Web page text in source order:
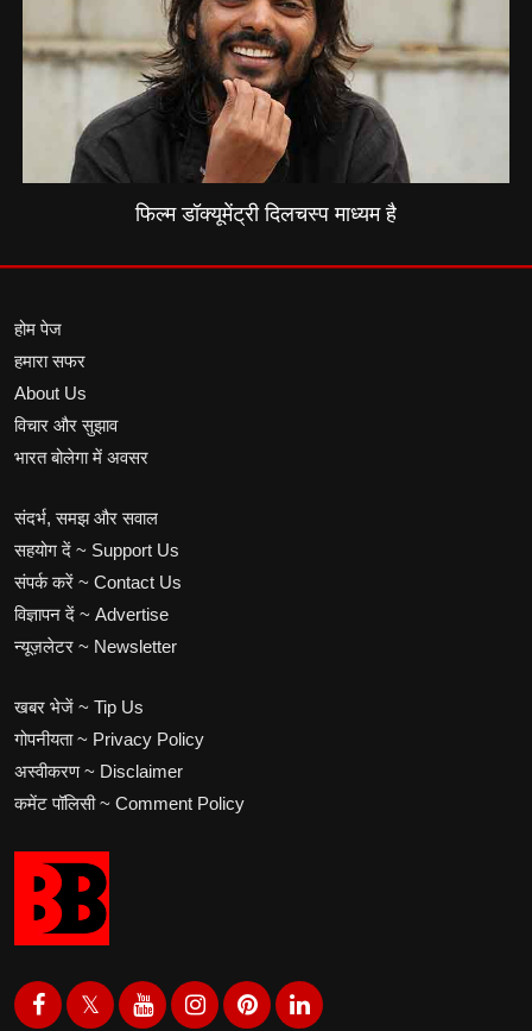
फिल्म डॉक्यूमेंट्री दिलचस्प माध्यम है
होम पेज
हमारा सफर
About Us
विचार और सुझाव
भारत बोलेगा में अवसर
संदर्भ, समझ और सवाल
सहयोग दें ~ Support Us
संपर्क करें ~ Contact Us
विज्ञापन दें ~ Advertise
न्यूज़लेटर ~ Newsletter
खबर भेजें ~ Tip Us
गोपनीयता ~ Privacy Policy
अस्वीकरण ~ Disclaimer
कमेंट पॉलिसी ~ Comment Policy